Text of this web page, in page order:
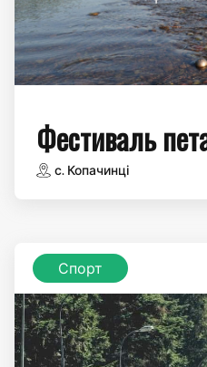
Фестиваль
с. Копачинці
Спорт